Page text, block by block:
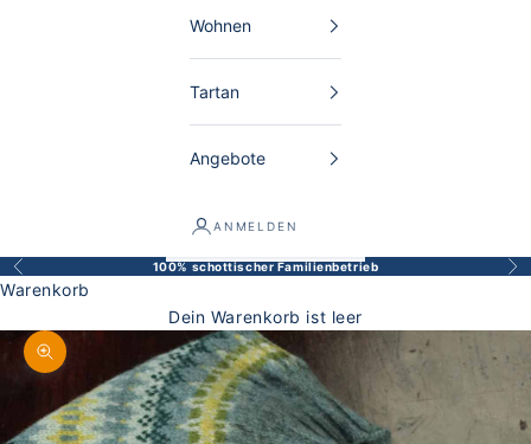
Wohnen
Tartan
Angebote
ANMELDEN
Zurück 100% schottischer Familienbetrieb Vor
Warenkorb
Dein Warenkorb ist leer
Bild vergrößern